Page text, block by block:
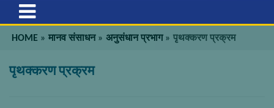
HOME »मानव संसाधन»अनुसंधान प्रभाग»पृथक्करण प्रक्रम
पृथक्करण प्रक्रम